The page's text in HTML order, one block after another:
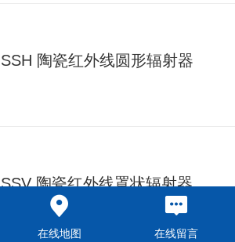
SSH 陶瓷红外线圆形辐射器
SSV 陶瓷红外线罩状辐射器
在线地图 在线留言